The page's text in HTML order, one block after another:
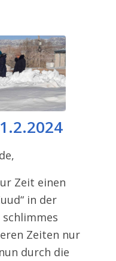
Zeit einen
in der
Zeiten nur
durch die